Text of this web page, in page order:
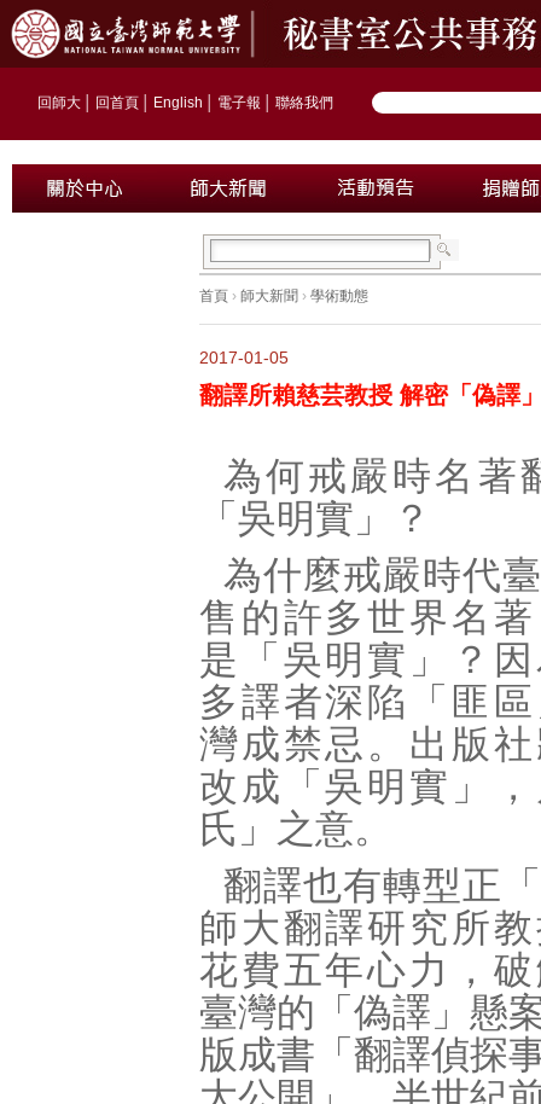
回師大 回首頁 English 電子報 聯絡我們
首頁 › 師大新聞 › 學術動態
2017-01-05
翻譯所賴慈芸教授 解密「偽譯
為何戒嚴時名著
「吳明實」？
為什麼戒嚴時代
售的許多世界名
是「吳明實」？
多譯者深陷「匪
灣成禁忌。出版
改成「吳明實」
氏」之意。
翻譯也有轉型正
師大翻譯研究所
花費五年心力，
臺灣的「偽譯」懸
版成書「翻譯偵探